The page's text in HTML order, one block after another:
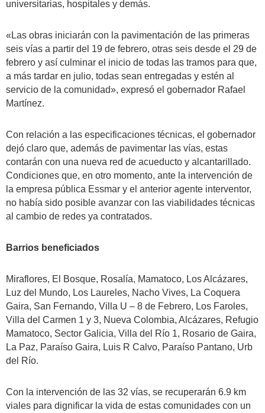
universitarias, hospitales y demás.
«Las obras iniciarán con la pavimentación de las primeras
seis vías a partir del 19 de febrero, otras seis desde el 29 de
febrero y así culminar el inicio de todas las tramos para que,
a más tardar en julio, todas sean entregadas y estén al
servicio de la comunidad», expresó el gobernador Rafael
Martínez.
Con relación a las especificaciones técnicas, el gobernador
dejó claro que, además de pavimentar las vías, estas
contarán con una nueva red de acueducto y alcantarillado.
Condiciones que, en otro momento, ante la intervención de
la empresa pública Essmar y el anterior agente interventor,
no había sido posible avanzar con las viabilidades técnicas
al cambio de redes ya contratados.
Barrios beneficiados
Miraflores, El Bosque, Rosalía, Mamatoco, Los Alcázares,
Luz del Mundo, Los Laureles, Nacho Vives, La Coquera
Gaira, San Fernando, Villa U – 8 de Febrero, Los Faroles,
Villa del Carmen 1 y 3, Nueva Colombia, Alcázares, Refugio
Mamatoco, Sector Galicia, Villa del Río 1, Rosario de Gaira,
La Paz, Paraíso Gaira, Luis R Calvo, Paraíso Pantano, Urb
del Río.
Con la intervención de las 32 vías, se recuperarán 6.9 km
viales para dignificar la vida de estas comunidades con un